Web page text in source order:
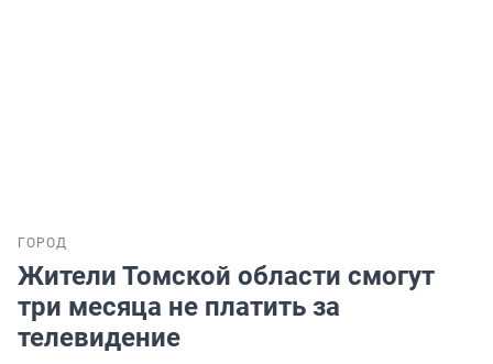
ГОРОД
Жители Томской области смогут
три месяца не платить за
телевидение